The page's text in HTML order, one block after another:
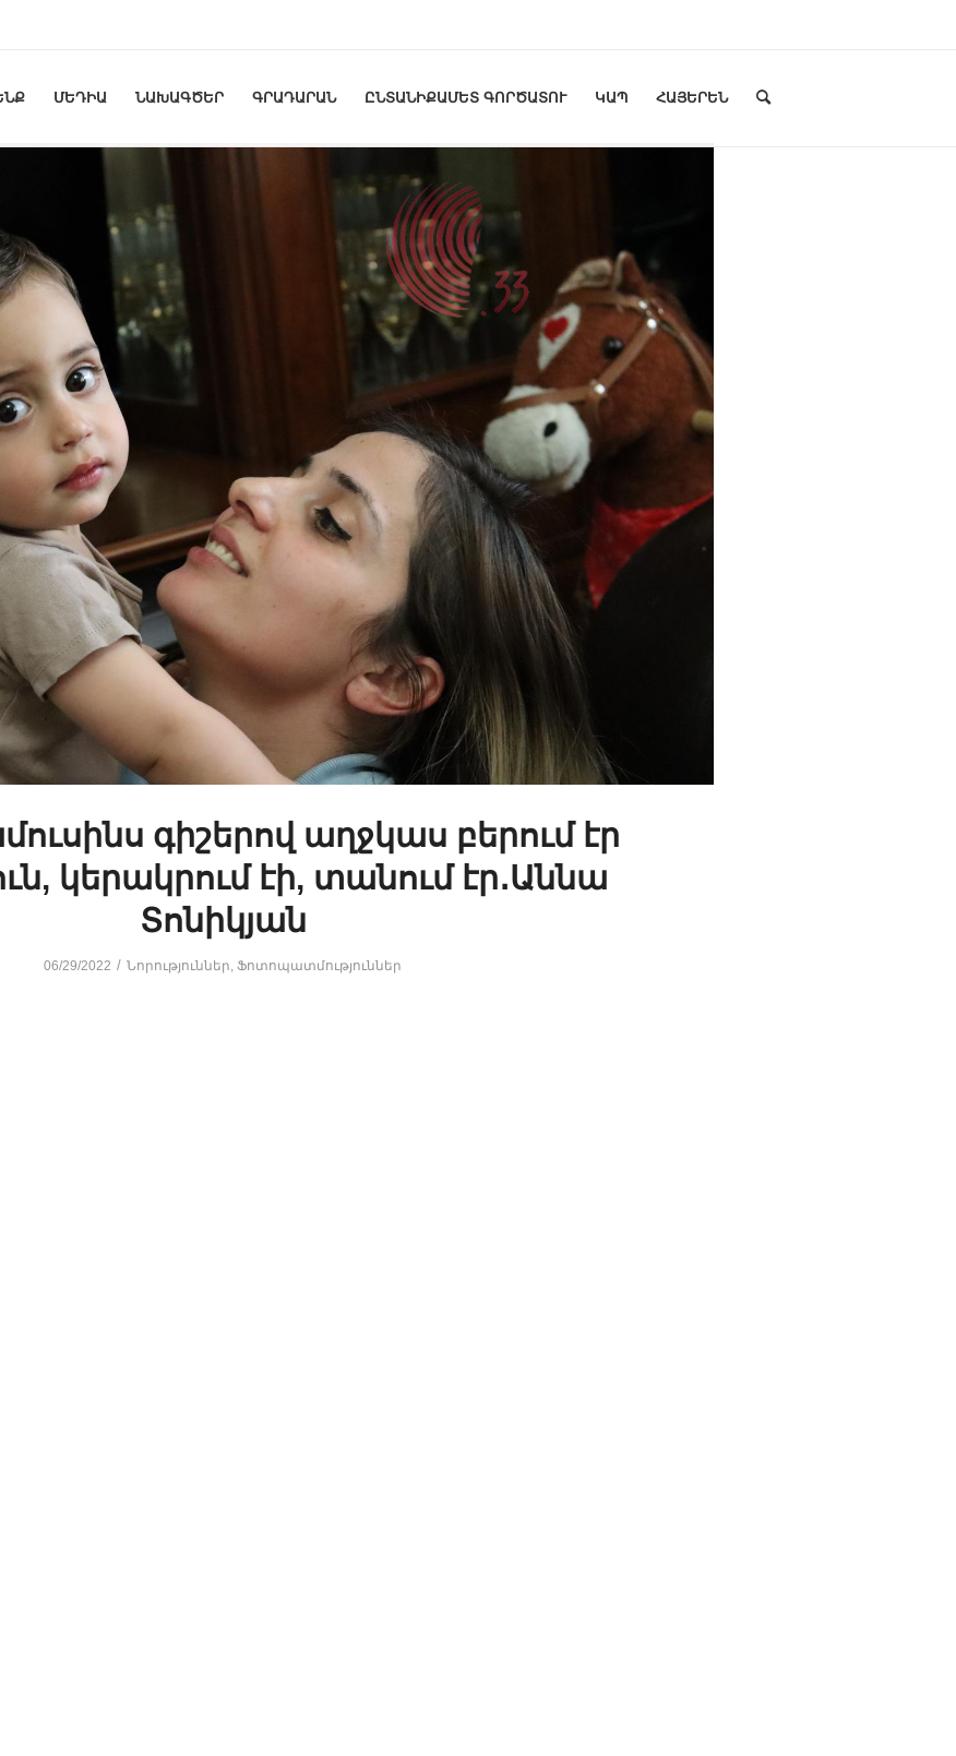
ՄԵԴԻԱ ՆԱԽԱԳԾԵՐ ԳՐԱԴԱՐԱՆ ԸՆՏԱՆԻՔԱՄԵՏ ԳՈՐԾԱՏՈՒ ԿԱՊ ՀԱՅԵՐԵՆ
գիշերով աղջկաս բերում էր
կերակրում էի, տանում էր․Աննա
Տոնիկյան
06/29/2022 / Նորություններ, Ֆոտոպատմություններ